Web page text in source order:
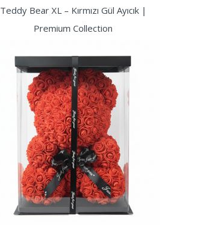
Teddy Bear XL – Kırmızı Gül Ayıcık |
Premium Collection